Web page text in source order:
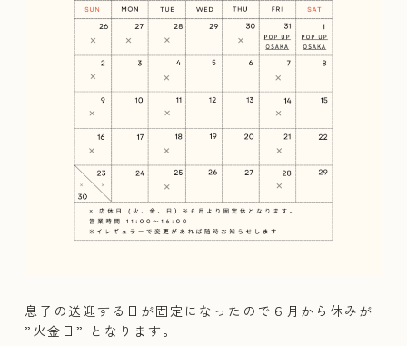
息子の送迎する日が固定になったので６月から休みが
”火金日” となります。